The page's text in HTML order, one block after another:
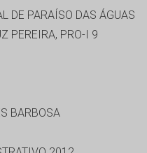
DE PARAÍSO DAS ÁGUAS
PEREIRA, PRO-I 9
BARBOSA